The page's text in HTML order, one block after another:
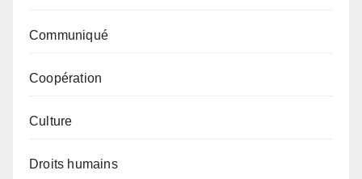
Communiqué
Coopération
Culture
Droits humains